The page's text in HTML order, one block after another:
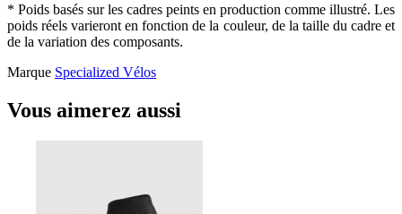
* Poids basés sur les cadres peints en production comme illustré. Les
poids réels varieront en fonction de la couleur, de la taille du cadre et
de la variation des composants.
Marque Specialized Vélos
Vous aimerez aussi